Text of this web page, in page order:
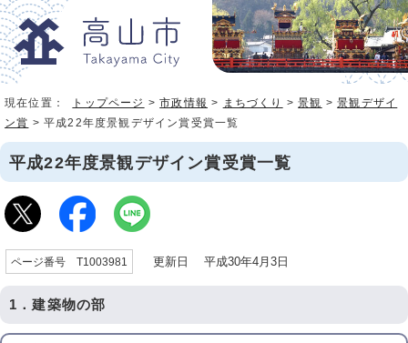
現在位置： トップページ >市政情報 > まちづくり >景観 >景観デザイ
ン賞 > 平成22年度景観デザイン賞受賞一覧
平成22年度景観デザイン賞受賞一覧
ページ番号 T1003981 更新日 平成30年4月3日
1．建築物の部